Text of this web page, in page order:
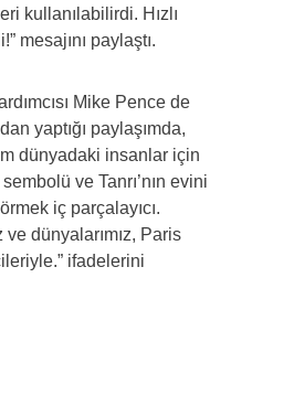
kullanılabilirdi. Hızlı
mesajını paylaştı.
Mike Pence de
yaptığı paylaşımda,
dünyadaki insanlar için
ve Tanrı’nın evini
iç parçalayıcı.
dünyalarımız, Paris
ifadelerini